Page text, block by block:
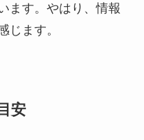
ます。やはり、情報
じます。
安